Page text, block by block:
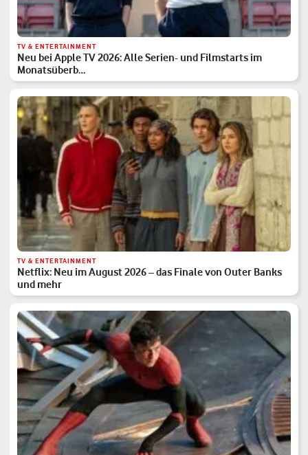
TV & ENTERTAINMENT
Neu bei Apple TV 2026: Alle Serien- und Filmstarts im
Monatsüberb…
TV & ENTERTAINMENT
Netflix: Neu im August 2026 – das Finale von Outer Banks
und mehr